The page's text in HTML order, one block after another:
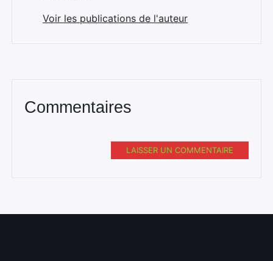
Voir les publications de l'auteur
Commentaires
LAISSER UN COMMENTAIRE